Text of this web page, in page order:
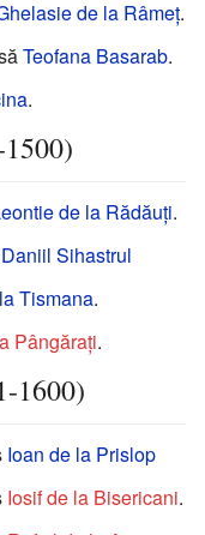
de la Râmeț.
Teofana Basarab.
.
de la Rădăuți.
Daniil Sihastrul
Tismana.
Pângărați.
1600)
Ioan de la Prislop
Iosif de la Bisericani.